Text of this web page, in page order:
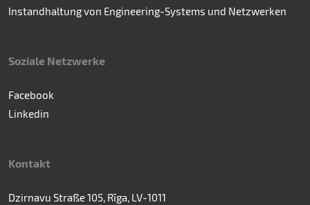
Instandhaltung von Engineering-Systems und Netzwerken
Soziale Netzwerke
Facebook
Linkedin
Kontakt
Dzirnavu Straße 105, Rīga, LV-1011